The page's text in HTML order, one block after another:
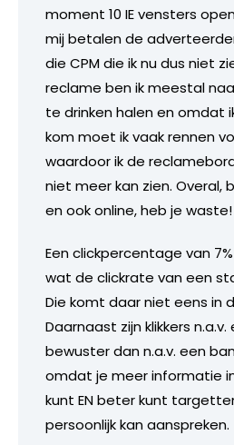
moment 10 IE vensters
mij betalen de
die CPM die ik nu dus niet
reclame ben ik meestal
te drinken halen en omdat
kom moet ik vaak rennen
waardoor ik de
niet meer kan zien. Overal,
en ook online, heb je waste!
Een clickpercentage van
wat de clickrate van een
Die komt daar niet eens in
Daarnaast zijn klikkers
bewuster dan n.a.v. een
omdat je meer informatie
kunt EN beter kunt
persoonlijk kan aanspreken.